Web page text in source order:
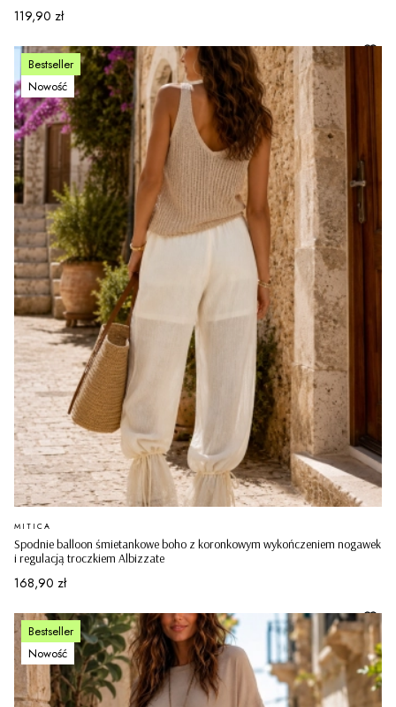
Cena
119,90 zł
Bestseller
Nowość
Spodnie balloon śmietankowe boho z koronkowym wykończeniem nogawek
i regulacją troczkiem Albizzate
PRODUCENT
MITICA
Cena
168,90 zł
Bestseller
Nowość